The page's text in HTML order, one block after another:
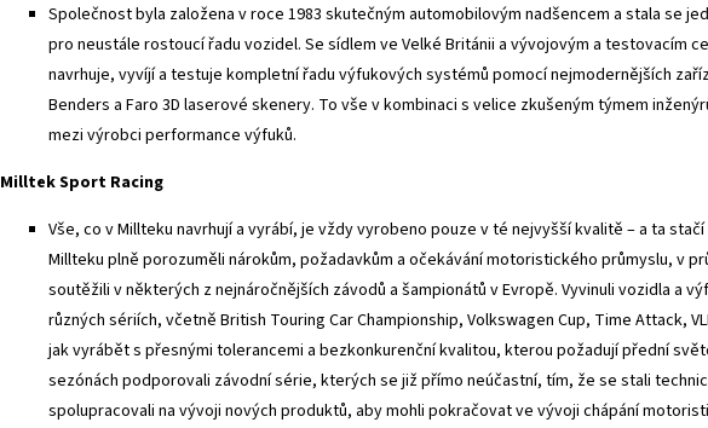
Společnost byla založena v roce 1983 skutečným automobilovým nadšencem a stala se
pro neustále rostoucí řadu vozidel. Se sídlem ve Velké Británii a vývojovým a testovacím
navrhuje, vyvíjí a testuje kompletní řadu výfukových systémů pomocí nejmodernějších
Benders a Faro 3D laserové skenery. To vše v kombinaci s velice zkušeným týmem
mezi výrobci performance výfuků.
Milltek Sport Racing
Vše, co v Millteku navrhují a vyrábí, je vždy vyrobeno pouze v té nejvyšší kvalitě – a ta
Millteku plně porozuměli nárokům, požadavkům a očekávání motoristického průmyslu, v
soutěžili v některých z nejnáročnějších závodů a šampionátů v Evropě. Vyvinuli vozidla a
různých sériích, včetně British Touring Car Championship, Volkswagen Cup, Time Attack,
jak vyrábět s přesnými tolerancemi a bezkonkurenční kvalitou, kterou požadují přední
sezónách podporovali závodní série, kterých se již přímo neúčastní, tím, že se stali
spolupracovali na vývoji nových produktů, aby mohli pokračovat ve vývoji chápání